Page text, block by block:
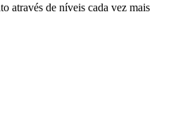
através de níveis cada vez mais